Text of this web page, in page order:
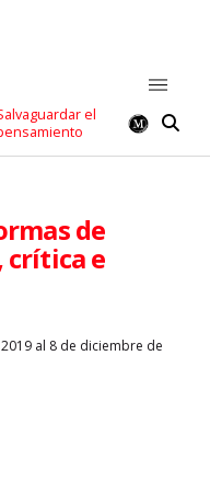
el
de
crítica e
al 8 de diciembre de